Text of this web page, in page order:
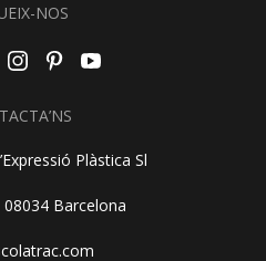
NOS
Plàstica Sl
Barcelona